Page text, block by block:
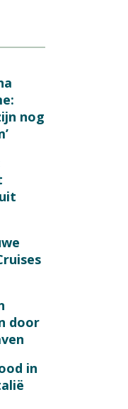
nog
door
in